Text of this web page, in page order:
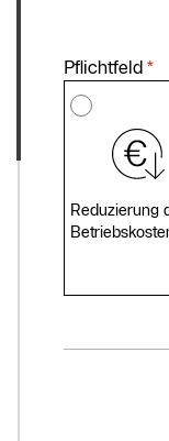
Pflichtfeld *
Reduzierung